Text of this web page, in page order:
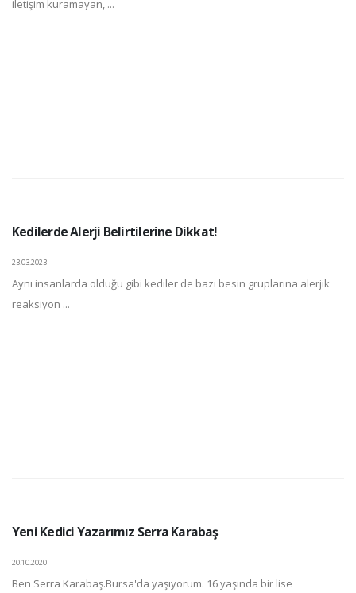
iletişim kuramayan, ...
Kedilerde Alerji Belirtilerine Dikkat!
23.03.2023
Aynı insanlarda olduğu gibi kediler de bazı besin gruplarına alerjik
reaksiyon ...
Yeni Kedici Yazarımız Serra Karabaş
20.10.2020
Ben Serra Karabaş.Bursa'da yaşıyorum. 16 yaşında bir lise